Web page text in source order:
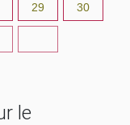
29 30
le